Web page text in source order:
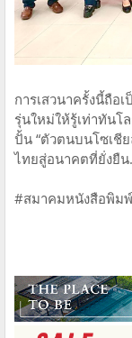
การเสวนาครั้งนี้ถือ
รุ่นใหม่ให้รู้เท่าทัน
ปั้น “ตัวตนบนโซเชี
ไทยสู่อนาคตที่ยั่งยื
#สมาคมหนังสือพิม